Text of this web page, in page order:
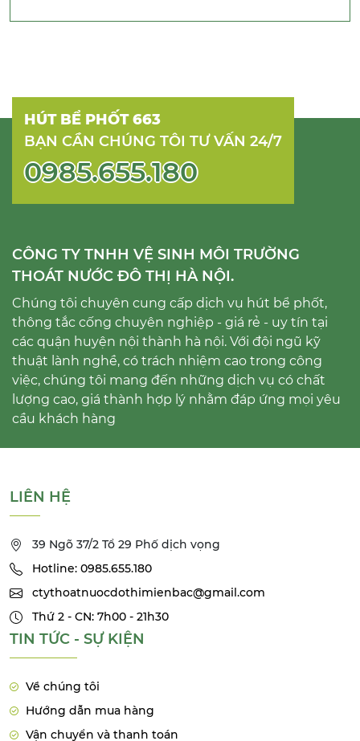
HÚT BỂ PHỐT 663
BẠN CẦN CHÚNG TÔI TƯ VẤN 24/7
0985.655.180
CÔNG TY TNHH VỆ SINH MÔI TRƯỜNG
THOÁT NƯỚC ĐÔ THỊ HÀ NỘI.
Chúng tôi chuyên cung cấp dịch vụ hút bể phốt,
thông tắc cống chuyên nghiệp - giá rẻ - uy tín tại
các quận huyện nội thành hà nội. Với đội ngũ kỹ
thuật lành nghề, có trách nhiệm cao trong công
việc, chúng tôi mang đến những dịch vụ có chất
lượng cao, giá thành hợp lý nhằm đáp ứng mọi yêu
cầu khách hàng
LIÊN HỆ
39 Ngõ 37/2 Tổ 29 Phố dịch vọng
Hotline: 0985.655.180
ctythoatnuocdothimienbac@gmail.com
Thứ 2 - CN: 7h00 - 21h30
TIN TỨC - SỰ KIỆN
Về chúng tôi
Hướng dẫn mua hàng
Vận chuyển và thanh toán